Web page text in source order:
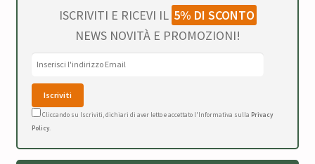
ISCRIVITI E RICEVI IL 5% DI SCONTO
NEWS NOVITÀ E PROMOZIONI!
Cliccando su Iscriviti, dichiari di aver letto e accettato l'Informativa sulla Privacy
Policy.